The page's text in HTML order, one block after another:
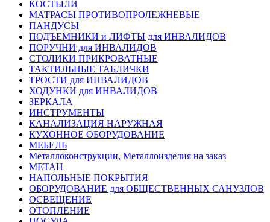
КОСТЫЛИ
МАТРАСЫ ПРОТИВОПРОЛЕЖНЕВЫЕ
ПАНДУСЫ
ПОДЪЕМНИКИ и ЛИФТЫ для ИНВАЛИДОВ
ПОРУЧНИ для ИНВАЛИДОВ
СТОЛИКИ ПРИКРОВАТНЫЕ
ТАКТИЛЬНЫЕ ТАБЛИЧКИ
ТРОСТИ для ИНВАЛИДОВ
ХОДУНКИ для ИНВАЛИДОВ
ЗЕРКАЛА
ИНСТРУМЕНТЫ
КАНАЛИЗАЦИЯ НАРУЖНАЯ
КУХОННОЕ ОБОРУДОВАНИЕ
МЕБЕЛЬ
Металлоконструкции, Металлоизделия на заказ
МЕТАН
НАПОЛЬНЫЕ ПОКРЫТИЯ
ОБОРУДОВАНИЕ для ОБЩЕСТВЕННЫХ САНУЗЛОВ
ОСВЕЩЕНИЕ
ОТОПЛЕНИЕ